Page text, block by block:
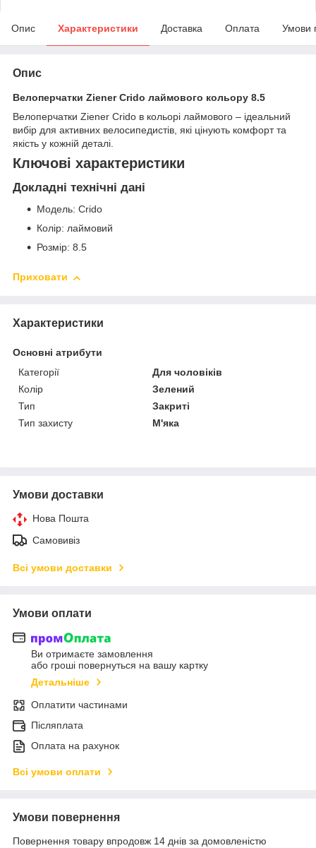
Опис Характеристики Доставка Оплата Умови
Опис
Велоперчатки Ziener Crido лаймового кольору 8.5
Велоперчатки Ziener Crido в кольорі лаймового – ідеальний
вибір для активних велосипедистів, які цінують комфорт та
якість у кожній деталі.
Ключові характеристики
Докладні технічні дані
Модель: Crido
Колір: лаймовий
Розмір: 8.5
Приховати
Характеристики
Основні атрибути
Категорії
Для чоловіків
Колір
Зелений
Тип
Закриті
Тип захисту
М'яка
Умови доставки
Нова Пошта
Самовивіз
Всі умови доставки
Умови оплати
Ви отримаєте замовлення
або гроші повернуться на вашу картку
Детальніше
Оплатити частинами
Післяплата
Оплата на рахунок
Всі умови оплати
Умови повернення
Повернення товару впродовж 14 днів за домовленістю